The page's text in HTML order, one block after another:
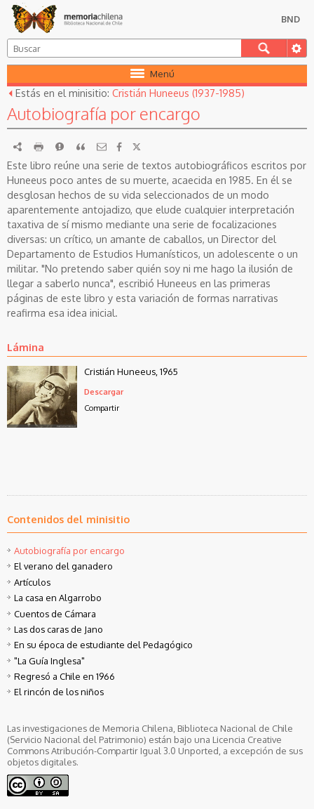
BND
Menú
Estás en el minisitio: Cristián Huneeus (1937-1985)
Autobiografía por encargo
RDF imprimirReportarCitar
Este libro reúne una serie de textos autobiográficos escritos por
Huneeus poco antes de su muerte, acaecida en 1985. En él se
desglosan hechos de su vida seleccionados de un modo
aparentemente antojadizo, que elude cualquier interpretación
taxativa de sí mismo mediante una serie de focalizaciones
diversas: un crítico, un amante de caballos, un Director del
Departamento de Estudios Humanísticos, un adolescente o un
militar. "No pretendo saber quién soy ni me hago la ilusión de
llegar a saberlo nunca", escribió Huneeus en las primeras
páginas de este libro y esta variación de formas narrativas
reafirma esa idea inicial.
Lámina
Cristián Huneeus, 1965
Descargar
Compartir
Contenidos del minisitio
Autobiografía por encargo
El verano del ganadero
Artículos
La casa en Algarrobo
Cuentos de Cámara
Las dos caras de Jano
En su época de estudiante del Pedagógico
"La Guía Inglesa"
Regresó a Chile en 1966
El rincón de los niños
Las investigaciones de Memoria Chilena, Biblioteca Nacional de Chile
(Servicio Nacional del Patrimonio) están bajo una Licencia Creative
Commons Atribución-Compartir Igual 3.0 Unported, a excepción de sus
objetos digitales.